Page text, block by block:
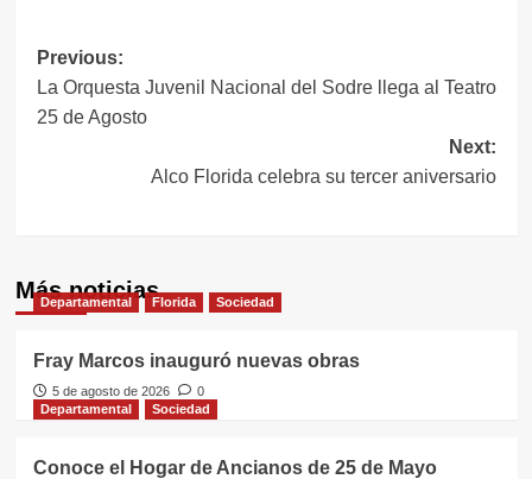
Navegación
de
entradas
Previous:
La Orquesta Juvenil Nacional del Sodre llega al Teatro
25 de Agosto
Next:
Alco Florida celebra su tercer aniversario
Más noticias
Departamental Florida Sociedad
Fray Marcos inauguró nuevas obras
5 de agosto de 2026
0
Departamental
Sociedad
Conoce el Hogar de Ancianos de 25 de Mayo